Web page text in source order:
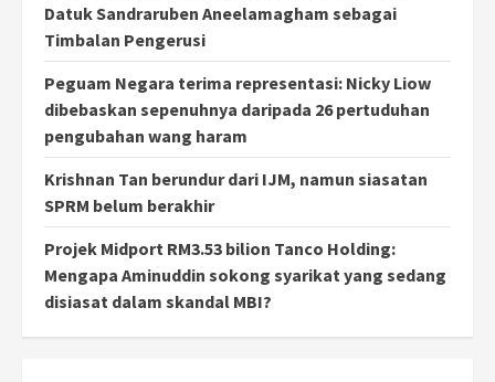
Datuk Sandraruben Aneelamagham sebagai
Timbalan Pengerusi
Peguam Negara terima representasi: Nicky Liow
dibebaskan sepenuhnya daripada 26 pertuduhan
pengubahan wang haram
Krishnan Tan berundur dari IJM, namun siasatan
SPRM belum berakhir
Projek Midport RM3.53 bilion Tanco Holding:
Mengapa Aminuddin sokong syarikat yang sedang
disiasat dalam skandal MBI?